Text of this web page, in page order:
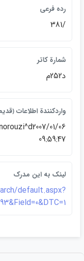
رده فرعي
/381
شمارة كاتر
د252م
واردكنندة اطلاعات
01/06
09:59:47
لينک به اين مدرک
default.aspx?